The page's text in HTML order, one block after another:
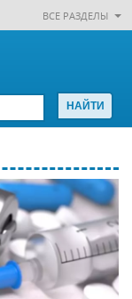
ВСЕ РАЗДЕЛЫ